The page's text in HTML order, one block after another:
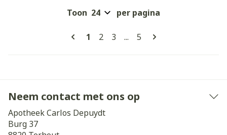
Pagina's
U lees momenteel pagina
1 Pagina
2 Pagina
3 ... Pagina
5
Toon per pagina
Neem contact met ons op
Apotheek Carlos Depuydt
Burg 37